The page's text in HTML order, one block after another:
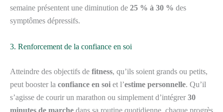
semaine présentent une diminution de 25 % à 30 % des
symptômes dépressifs.
3. Renforcement de la confiance en soi
Atteindre des objectifs de fitness, qu’ils soient grands ou petits,
peut booster la confiance en soi et l’estime personnelle. Qu’il
s’agisse de courir un marathon ou simplement d’intégrer 30
minutes de marche dans sa routine quotidienne, chaque progrès